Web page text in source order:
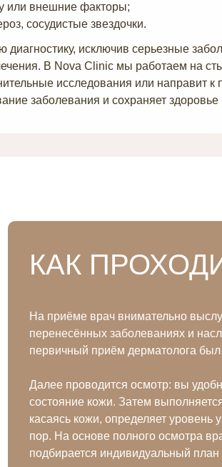
исключив серьезные
В Nova Clinic мы работаем на
исследования или направит
заболевания и сохраняет
или внешние факторы;
сосудистые звездочки.
На приёме врач внимательно
перенесённых заболеваниях и
первичный приём дерматолога
Далее проводится осмотр: вы
состояние кожи. Затем
касаясь кожи, определяет уровень
пор. На основе полного осмотра
подбирается индивидуальный
КАК